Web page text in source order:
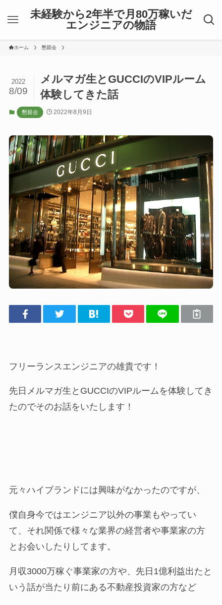
未経験から2年半で月80万稼いだ
エンジニアの物語
ホーム 懇親会
メルマガ生とGUCCIのVIPルーム
体験してきた話
2022
8/09
懇親会 2022年8月9日
フリーランスエンジニアの雄貴です！
先日メルマガ生とGUCCIのVIPルームを体験してき
たのでそのお話をいたします！
元々ハイブランドには興味がなかったのですが、
僕自身今ではエンジニア以外の事業もやってい
て、それ関係で様々な業界の経営者や事業家の方
とお会いしたりしてます。
月収3000万稼ぐ事業家の方や、先日1億利益出たと
いう話が当たり前にある不動産投資家の方など